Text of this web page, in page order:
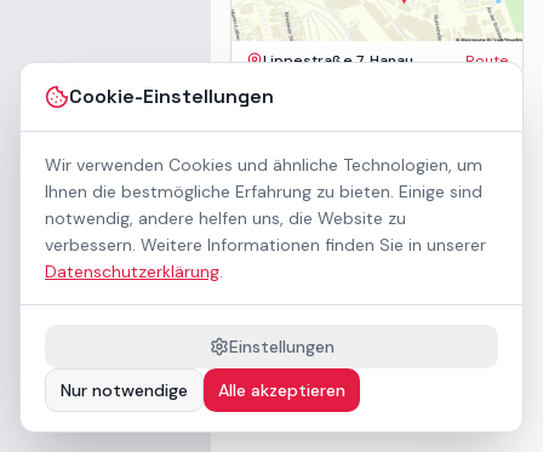
Cookie-Einstellungen
Wir verwenden Cookies und ähnliche Technologien, um
Ihnen die bestmögliche Erfahrung zu bieten. Einige sind
notwendig, andere helfen uns, die Website zu
verbessern. Weitere Informationen finden Sie in unserer
Datenschutzerklärung.
Einstellungen
Nur notwendige
Alle akzeptieren
Lippestraße 7, Hanau Route
Impressum
Barrierefreiheit
Kontakt
Mietbedingungen
Cookie-Einstellungen
Downloads
Preisliste (PDF)
Barrierefrei nach WCAG 2.1 AA